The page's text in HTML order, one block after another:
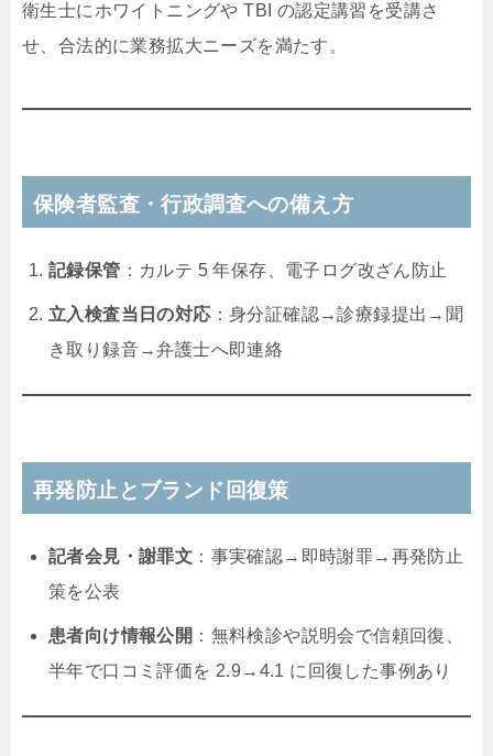
衛生士にホワイトニングや TBI の認定講習を受講さ
せ、合法的に業務拡大ニーズを満たす。
保険者監査・行政調査への備え方
記録保管 ：カルテ 5 年保存、電子ログ改ざん防止
立入検査当日の対応 ：身分証確認→診療録提出→聞
き取り録音→弁護士へ即連絡
再発防止とブランド回復策
記者会見・謝罪文 ：事実確認→即時謝罪→再発防止
策を公表
患者向け情報公開 ：無料検診や説明会で信頼回復、
半年で口コミ評価を 2.9→4.1 に回復した事例あり